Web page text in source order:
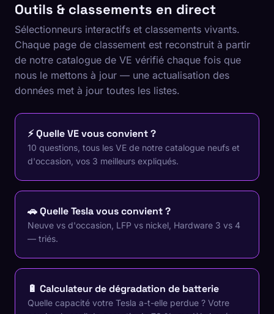
Outils & classements en direct
Sélectionneurs interactifs et classements vivants.
Chaque page de classement est reconstruit à partir
de notre catalogue de VE vérifié chaque fois que
nous le mettons à jour — une actualisation des
données met à jour toutes les listes.
⚡ Quelle VE vous convient ?
10 questions, tous les VE de notre catalogue neufs et
d'occasion, vos 3 meilleurs expliqués.
🚗 Quelle Tesla vous convient ?
Neuve vs d'occasion, LFP vs nickel, Hardware 3 vs 4
— triés.
🔋 Calculateur de dégradation de batterie
Quelle capacité votre Tesla a-t-elle perdue ? Votre